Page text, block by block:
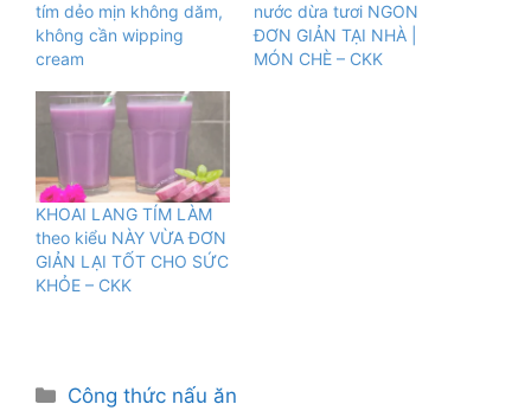
tím dẻo mịn không dăm,
không cần wipping
cream
nước dừa tươi NGON
ĐƠN GIẢN TẠI NHÀ |
MÓN CHÈ – CKK
KHOAI LANG TÍM LÀM
theo kiểu NÀY VỪA ĐƠN
GIẢN LẠI TỐT CHO SỨC
KHỎE – CKK
Danh
Công thức nấu ăn